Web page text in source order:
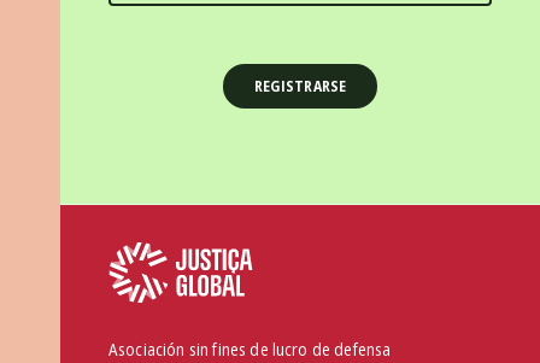
Asociación sin fines de lucro de defensa